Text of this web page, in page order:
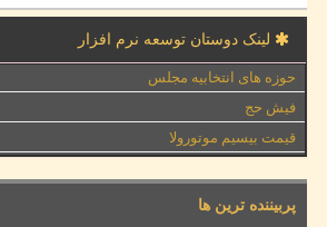
لینک دوستان توسعه نرم افزار
حوزه های انتخابیه مجلس
فیش حج
قیمت بیسیم موتورولا
پربیننده ترین ها